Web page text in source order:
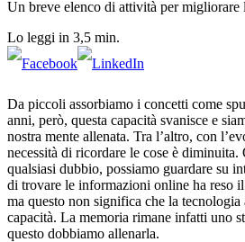
Un breve elenco di attività per migliorare
Lo leggi in 3,5 min.
Da piccoli assorbiamo i concetti come
anni, però, questa capacità svanisce e
nostra mente allenata. Tra l’altro, con
necessità di ricordare le cose è diminuita.
qualsiasi dubbio, possiamo guardare su
di trovare le informazioni online ha reso
ma questo non significa che la
capacità. La memoria rimane infatti uno
questo dobbiamo allenarla.